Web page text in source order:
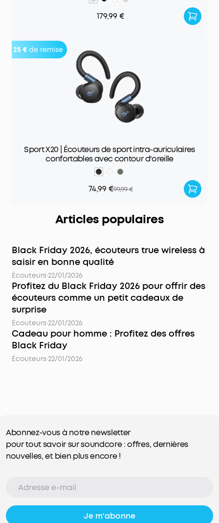
179,99 €
25 € de remise
Sport X20 | Écouteurs de sport intra-auriculaires
confortables avec contour d'oreille
74,99 €99,99 €
Articles populaires
Black Friday 2026, écouteurs true wireless à
saisir en bonne qualité
Écouteurs·22/01/2026
Profitez du Black Friday 2026 pour offrir des
écouteurs comme un petit cadeaux de
surprise
Écouteurs·22/01/2026
Cadeau pour homme : Profitez des offres
Black Friday
Écouteurs·22/01/2026
Abonnez-vous à notre newsletter
pour tout savoir sur soundcore : offres, dernières
nouvelles, et bien plus encore !
Je m'abonne